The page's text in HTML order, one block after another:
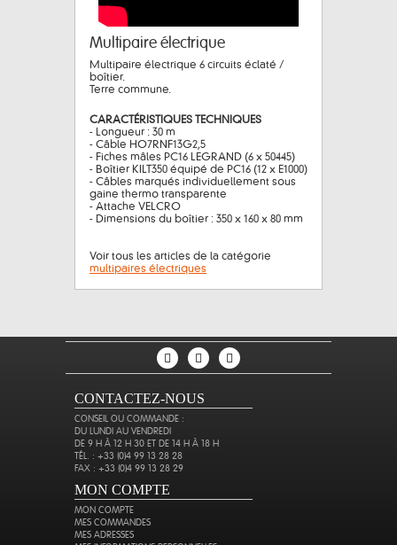
Multipaire électrique
Multipaire électrique 6 circuits éclaté /
boîtier.
Terre commune.
CARACTÉRISTIQUES TECHNIQUES
- Longueur : 30 m
- Câble HO7RNF13G2,5
- Fiches mâles PC16 LEGRAND (6 x 50445)
- Boîtier KILT350 équipé de PC16 (12 x E1000)
- Câbles marqués individuellement sous
gaine thermo transparente
- Attache VELCRO
- Dimensions du boîtier : 350 x 160 x 80 mm
Voir tous les articles de la catégorie
multipaires électriques
CONTACTEZ-NOUS
CONSEIL OU COMMANDE :
DU LUNDI AU VENDREDI
DE 9 H À 12 H 30 ET DE 14 H À 18 H
TÉL. : +33 (0)4 99 13 28 28
FAX : +33 (0)4 99 13 28 29
MON COMPTE
MON COMPTE
MES COMMANDES
MES ADRESSES